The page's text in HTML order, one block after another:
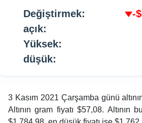
Değiştirmek: -
açık:
Yüksek:
düşük:
3 Kasım 2021 Çarşamba günü
Altının gram fiyatı $57,08. Altının